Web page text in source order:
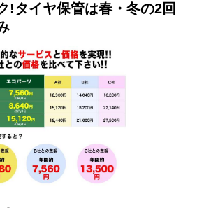
!タイヤ保管は春・冬の2回